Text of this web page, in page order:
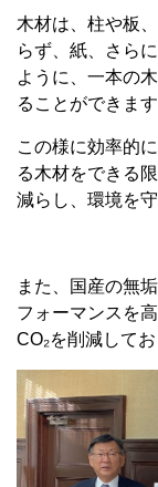
木材は、柱や板
らず、紙、さら
ように、一本の
ることができます
この様に効率的
る木材をできる
減らし、環境を
また、国産の無
フォーマンスを
CO₂を削減してお